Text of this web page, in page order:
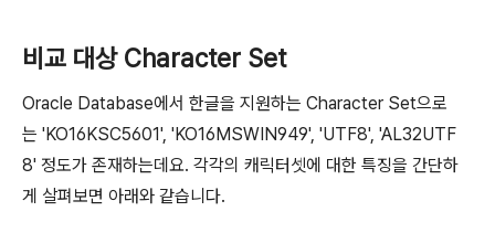
비교 대상 Character Set
Oracle Database에서 한글을 지원하는 Character Set으로
는 'KO16KSC5601', 'KO16MSWIN949', 'UTF8', 'AL32UTF
8' 정도가 존재하는데요. 각각의 캐릭터셋에 대한 특징을 간단하
게 살펴보면 아래와 같습니다.